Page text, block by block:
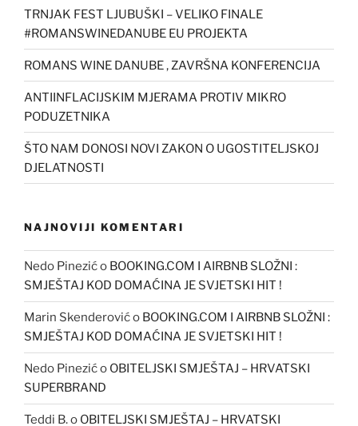
TRNJAK FEST LJUBUŠKI – VELIKO FINALE
#ROMANSWINEDANUBE EU PROJEKTA
ROMANS WINE DANUBE , ZAVRŠNA KONFERENCIJA
ANTIINFLACIJSKIM MJERAMA PROTIV MIKRO
PODUZETNIKA
ŠTO NAM DONOSI NOVI ZAKON O UGOSTITELJSKOJ
DJELATNOSTI
NAJNOVIJI KOMENTARI
Nedo Pinezićo BOOKING.COM I AIRBNB SLOŽNI :
SMJEŠTAJ KOD DOMAĆINA JE SVJETSKI HIT !
Marin Skenderovićo BOOKING.COM I AIRBNB SLOŽNI :
SMJEŠTAJ KOD DOMAĆINA JE SVJETSKI HIT !
Nedo Pinezićo OBITELJSKI SMJEŠTAJ – HRVATSKI
SUPERBRAND
Teddi B.o OBITELJSKI SMJEŠTAJ – HRVATSKI